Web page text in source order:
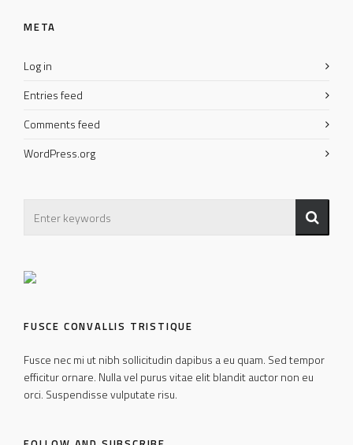
META
Log in
Entries feed
Comments feed
WordPress.org
FUSCE CONVALLIS TRISTIQUE
Fusce nec mi ut nibh sollicitudin dapibus a eu quam. Sed tempor
efficitur ornare. Nulla vel purus vitae elit blandit auctor non eu
orci. Suspendisse vulputate risu.